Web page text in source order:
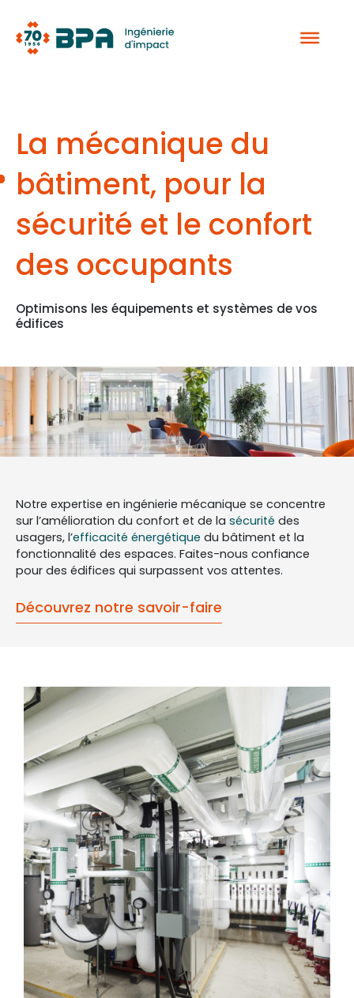
contenu
La mécanique du
bâtiment, pour la
sécurité et le confort
des occupants
Optimisons les équipements et systèmes de vos
édifices
Notre expertise en ingénierie mécanique se concentre
sur l’amélioration du confort et de la sécurité des
usagers, l’efficacité énergétique du bâtiment et la
fonctionnalité des espaces. Faites-nous confiance
pour des édifices qui surpassent vos attentes.
Découvrez notre savoir-faire